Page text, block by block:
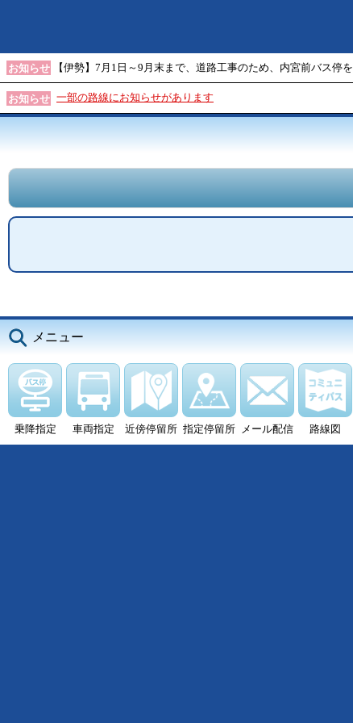
お知らせ 【伊勢】7月1日～9月末まで、道路工事のため、内宮前バス停を
お知らせ 一部の路線にお知らせがあります
メニュー
乗降指定 車両指定 近傍停留所 指定停留所 メール配信 路線図